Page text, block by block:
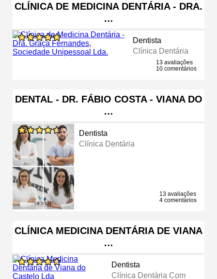
CLÍNICA DE MEDICINA DENTÁRIA - DRA.
…
Dentista
Clínica Dentária
13 avaliações
10 comentários
DENTAL - DR. FÁBIO COSTA - VIANA DO
…
Dentista
Clínica Dentária
13 avaliações
4 comentários
CLÍNICA MEDICINA DENTÁRIA DE VIANA
…
Dentista
Clínica Dentária Com